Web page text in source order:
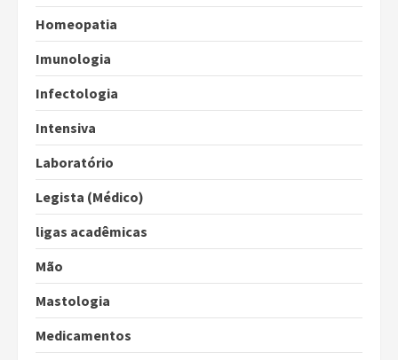
Homeopatia
Imunologia
Infectologia
Intensiva
Laboratório
Legista (Médico)
ligas acadêmicas
Mão
Mastologia
Medicamentos